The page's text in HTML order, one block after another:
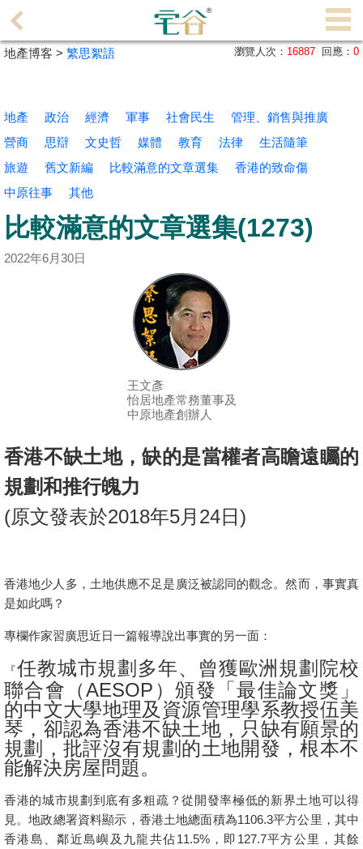
理
搵
樓/
成
交
業
產
博
客
新
聞
數
據
公
佈
置
業
手
冊
關
地產博客 > 繁思絮語 瀏覽人次： 16887 回應： 0
地產 政治 經濟 軍事 社會民生
管理、銷售與推廣
營商
思辯 文史哲 媒體 教育 法律
生活隨筆
旅遊
舊文新編 比較滿意的文章選集
香港的致命傷
中原往事
其他
比較滿意的文章選集(1273)
2022年6月30日
王文彥
怡居地產常務董事及
中原地產創辦人
香港不缺土地，缺的是當權者高瞻遠矚的
規劃和推行魄力
(原文發表於2018年5月 24日 )
香港地少人多，土地供應不足是廣泛被認同的觀念。然而，事實真
是如此嗎？
專欄作家習廣思近日一篇報導說出事實的另一面：
『任教城市規劃多年、曾獲歐洲規劃院校
聯合會（AESOP ）頒發「最佳論文獎」
的中文大學地理及資源管理學系教授伍美
琴，卻認為香港不缺土地，只缺有願景的
規劃，批評沒有規劃的土地開發，根本不
能解決房屋問題。
香港的城市規劃到底有多粗疏？從開發率極低的新界土地可以得
見。地政總署資料顯示，香港土地總面積為1106.3平方公里，其中
香港島、鄰近島嶼及九龍共佔11.5%，即 127.7平方公里，其餘